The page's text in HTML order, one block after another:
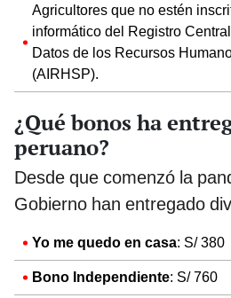
Agricultores que no estén
informático del Registro
Datos de los Recursos
(AIRHSP).
¿Qué bonos ha
peruano?
Desde que comenzó la
Gobierno han entregado
Yo me quedo en casa: S/ 380
Bono Independiente: S/ 760